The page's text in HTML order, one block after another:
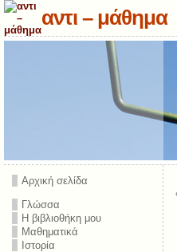
αντι – μάθημα
Αρχική σελίδα
Γλώσσα
Η βιβλιοθήκη μου
Μαθηματικά
Ιστορία